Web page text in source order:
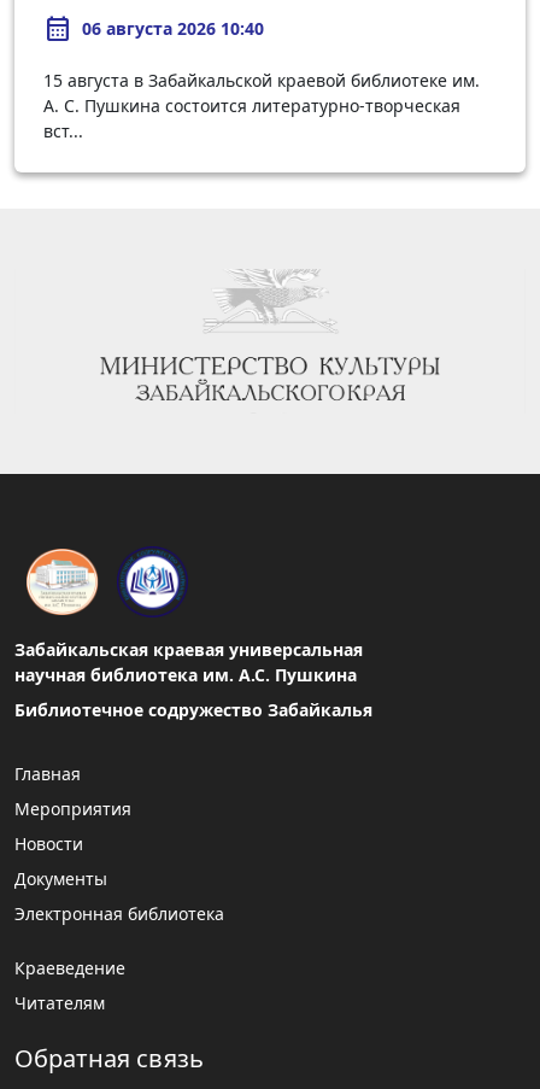
calendar_month 06 августа 2026 10:40
15 августа в Забайкальской краевой библиотеке им.
А. С. Пушкина состоится литературно-творческая
вст...
Забайкальская краевая универсальная
научная библиотека им. А.С. Пушкина
Библиотечное содружество Забайкалья
Главная
Мероприятия
Новости
Документы
Электронная библиотека
Краеведение
Читателям
Обратная связь